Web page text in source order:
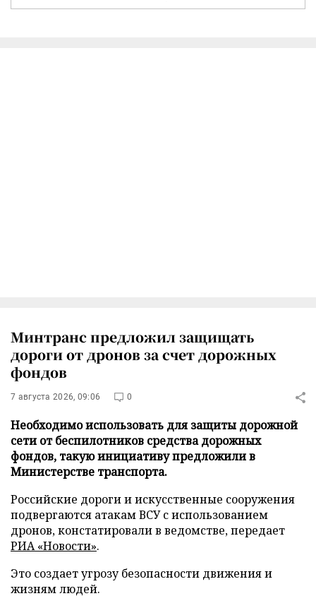
Минтранс предложил защищать
дороги от дронов за счет дорожных
фондов
7 августа 2026, 09:06 0
Необходимо использовать для защиты дорожной
сети от беспилотников средства дорожных
фондов, такую инициативу предложили в
Министерстве транспорта.
Российские дороги и искусственные сооружения
подвергаются атакам ВСУ с использованием
дронов, констатировали в ведомстве, передает
РИА «Новости».
Это создает угрозу безопасности движения и
жизням людей.